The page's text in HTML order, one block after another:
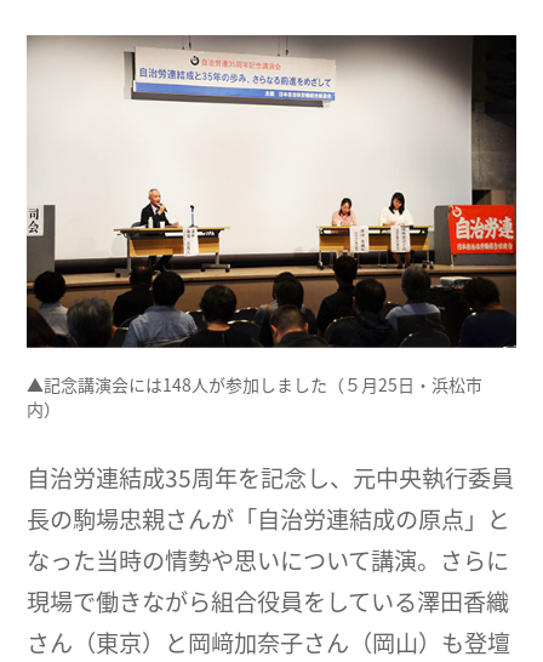
▲記念講演会には148人が参加しました（５月25日・浜松市
内）
自治労連結成35周年を記念し、元中央執行委員
長の駒場忠親さんが「自治労連結成の原点」と
なった当時の情勢や思いについて講演。さらに
現場で働きながら組合役員をしている澤田香織
さん（東京）と岡﨑加奈子さん（岡山）も登壇